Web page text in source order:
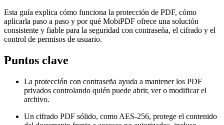
Esta guía explica cómo funciona la protección de PDF, cómo
aplicarla paso a paso y por qué MobiPDF ofrece una solución
consistente y fiable para la seguridad con contraseña, el cifrado y el
control de permisos de usuario.
Puntos clave
La protección con contraseña ayuda a mantener los PDF
privados controlando quién puede abrir, ver o modificar el
archivo.
Un cifrado PDF sólido, como AES-256, protege el contenido